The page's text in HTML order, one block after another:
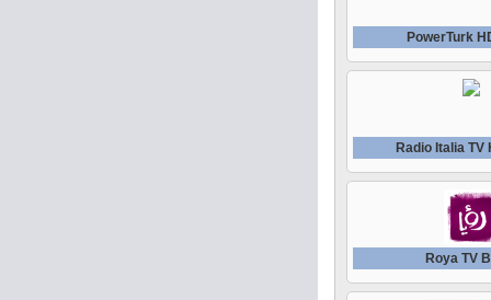
PowerTurk
Radio Italia TV
Roya TV